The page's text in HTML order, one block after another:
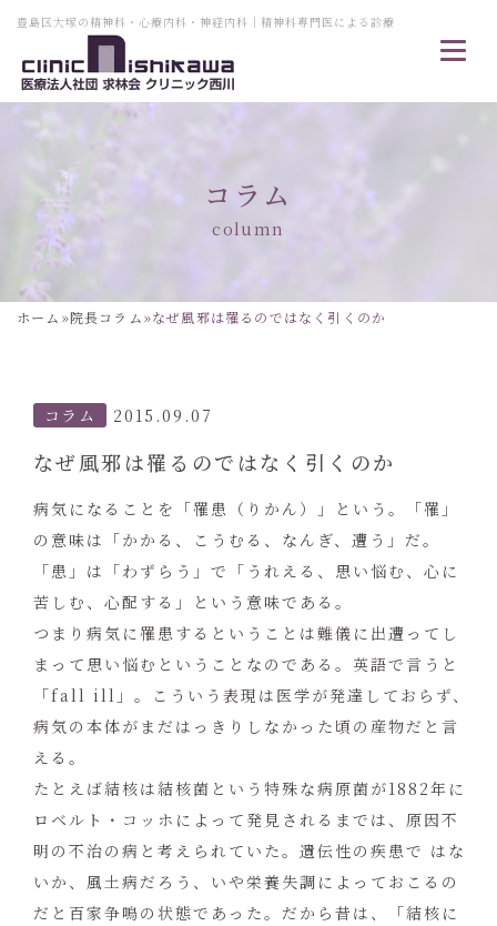
豊島区大塚の精神科・心療内科・神経内科｜精神科専門医による診療
コラム
column
ホーム »院長コラム»なぜ風邪は罹るのではなく引くのか
コラム 2015.09.07
なぜ風邪は罹るのではなく引くのか
病気になることを「罹患（りかん）」という。「罹」
の意味は「かかる、こうむる、なんぎ、遭う」だ。
「患」は「わずらう」で「うれえる、思い悩む、心に
苦しむ、心配する」という意味である。
つまり病気に罹患するということは難儀に出遭ってし
まって思い悩むということなのである。英語で言うと
「fall ill」。こういう表現は医学が発達しておらず、
病気の本体がまだはっきりしなかった頃の産物だと言
える。
たとえば結核は結核菌という特殊な病原菌が1882年に
ロベルト・コッホによって発見されるまでは、原因不
明の不治の病と考えられていた。遺伝性の疾患で はな
いか、風土病だろう、いや栄養失調によっておこるの
だと百家争鳴の状態であった。だから昔は、「結核に